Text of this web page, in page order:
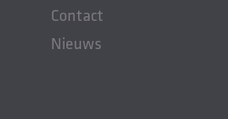
Contact
Nieuws